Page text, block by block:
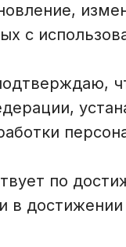
с
по
в